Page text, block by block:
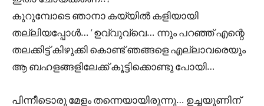
കുറുമ്പോടെ ഞാനാ കയ്യിൽ കളിയായി
തല്ലിയപ്പോൾ… ‘ ഉവ്വുവ്വെ… ന്നും പറഞ്ഞ് എന്റെ
തലക്കിട്ട്‌ കിഴുക്കി കൊണ്ട് ഞങ്ങളെ എല്ലാവരെയും
ആ ബഹളങ്ങളിലേക്ക് കൂട്ടിക്കൊണ്ടു പോയി…
പിന്നീടൊരു മേളം തന്നെയായിരുന്നു… ഉച്ചയൂണിന്